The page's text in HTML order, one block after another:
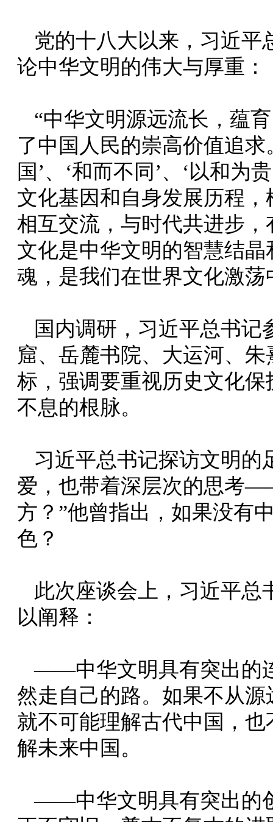
党的十八大以来，习近平
论中华文明的伟大与厚重：
“中华文明源远流长，蕴
了中国人民的崇高价值追求
国’、‘和而不同’、‘以和为
文化基因和自身发展历程
相互交流，与时代共进步
文化是中华文明的智慧结
魂，是我们在世界文化激
国内调研，习近平总书
窟、岳麓书院、大运河、
标，强调要重视历史文化
不息的根脉。
习近平总书记探访文明的
爱，也带着深层次的思考
方？”他曾指出，如果没有
色？
此次座谈会上，习近平总
以阐释：
——中华文明具有突出的
然走自己的路。如果不从
就不可能理解古代中国，
解未来中国。
——中华文明具有突出的